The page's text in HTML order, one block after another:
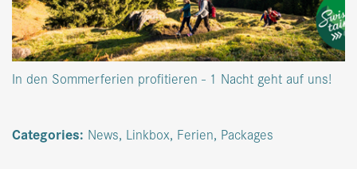
In den Sommerferien profitieren - 1 Nacht geht auf uns!
Categories: News, Linkbox, Ferien, Packages